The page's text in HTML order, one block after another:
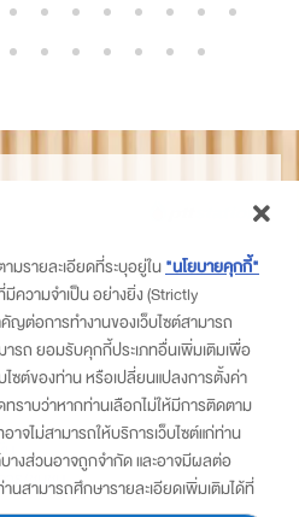
ร/ชุมชน
มรายละเอียดที่ระบุอยู่ใน"นโยบายคุกกี้"
ความจำเป็น อย่างยิ่ง (Strictly
ญต่อการทำงานของเว็บไซต์สามารถ
รถ ยอมรับคุกกี้ประเภทอื่นเพิ่มเติมเพื่อ
ซต์ของท่าน หรือเปลี่ยนแปลงการตั้งค่า
าบว่าหากท่านเลือกไม่ให้มีการติดตาม
จไม่สามารถให้บริการเว็บไซต์แก่ท่าน
างส่วนอาจถูกจำกัด และอาจมีผลต่อ
นสามารถศึกษารายละเอียดเพิ่มเติมได้ที่